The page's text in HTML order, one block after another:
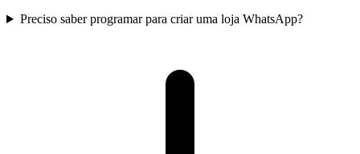
Preciso saber programar para criar uma loja WhatsApp?